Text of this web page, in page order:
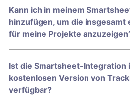
Kann ich in meinem
hinzufügen, um die insgesamt
für meine Projekte
Ist die Smartsheet-Integration
kostenlosen Version von
verfügbar?